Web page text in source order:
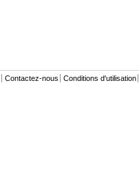
Contactez-nous Conditions d'utilisation